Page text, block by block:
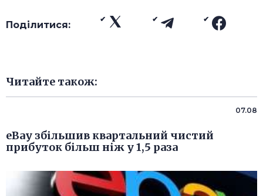
Поділитися:
Читайте також:
07.08
eBay збільшив квартальний чистий
прибуток більш ніж у 1,5 раза